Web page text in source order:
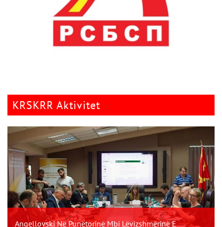
KRSKRR Aktivitet
Angellovski Në Punëtorinë Mbi Lëvizshmërinë E